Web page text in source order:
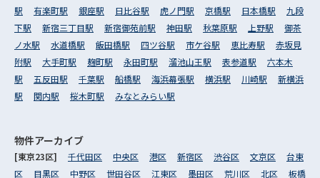
駅
有楽町駅 銀座駅 日比谷駅 虎ノ門駅 京橋駅 日本橋駅
九段
下駅
新宿三丁目駅 新宿御苑前駅 神田駅 秋葉原駅 上野駅
御茶
ノ水駅
水道橋駅 飯田橋駅 四ツ谷駅 市ケ谷駅 恵比寿駅
赤坂見
附駅
大手町駅 麹町駅 永田町駅 溜池山王駅 表参道駅
六本木
駅
五反田駅 千葉駅 船橋駅 海浜幕張駅 横浜駅 川崎駅
新横浜
駅
関内駅 桜木町駅 みなとみらい駅
物件アーカイブ
[東京23区] 千代田区 中央区 港区 新宿区 渋谷区 文京区
台東
区
目黒区 中野区 世田谷区 江東区 墨田区 荒川区 北区 板橋